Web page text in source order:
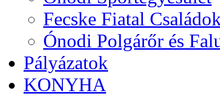
Fecske Fiatal
Ónodi Polgárőr és
Pályázatok
KONYHA